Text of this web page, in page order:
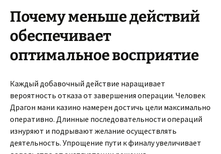
Почему меньше действий
обеспечивает
оптимальное восприятие
Каждый добавочный действие наращивает
вероятность отказа от завершения операции. Человек
Драгон мани казино намерен достичь цели максимально
оперативно. Длинные последовательности операций
изнуряют и подрывают желание осуществлять
деятельность. Упрощение пути к финалу увеличивает